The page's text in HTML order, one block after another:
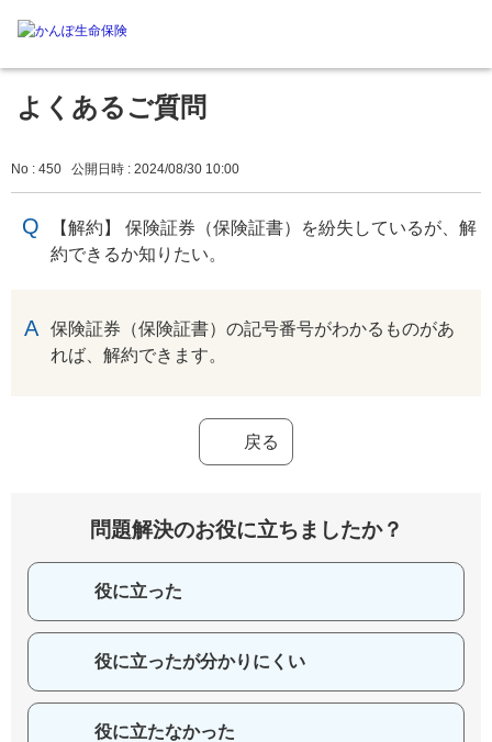
よくあるご質問
No : 450 公開日時 : 2024/08/30 10:00
【解約】 保険証券（保険証書）を紛失しているが、解
約できるか知りたい。
保険証券（保険証書）の記号番号がわかるものがあ
れば、解約できます。
戻る
問題解決のお役に立ちましたか？
役に立った
役に立ったが分かりにくい
役に立たなかった